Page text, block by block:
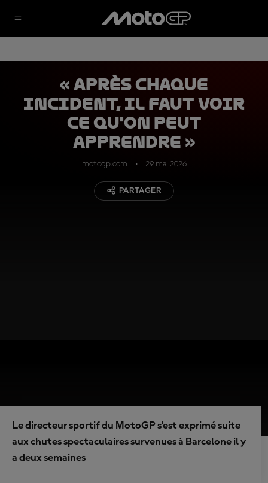
« Après chaque
incident, il faut voir
ce qu'on peut
apprendre »
motogp.com 29 mai 2026
PARTAGER
Le directeur sportif du MotoGP s'est exprimé suite
aux chutes spectaculaires survenues à Barcelone il y
a deux semaines